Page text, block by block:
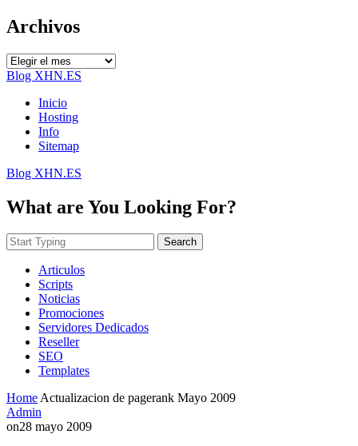
Archivos
Archivos
Blog XHN.ES
Inicio
Hosting
Info
Sitemap
Blog XHN.ES
What are You Looking For?
Search
Articulos
Scripts
Noticias
Promociones
Servidores Dedicados
Reseller
SEO
Templates
HomeActualizacion de pagerank Mayo 2009
Admin
on28 mayo 2009